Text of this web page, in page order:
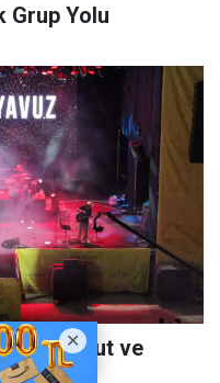
Grup Yolu
Bulut ve